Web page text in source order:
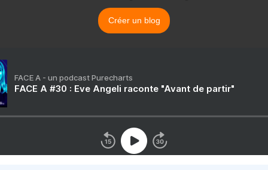
Créer un blog
FACE A - un podcast Purecharts
FACE A #30 : Eve Angeli raconte "Avant de partir"